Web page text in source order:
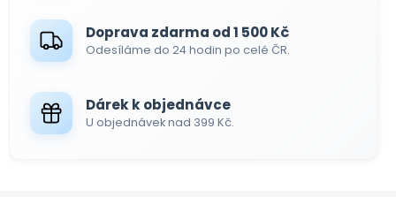
i
s
Doprava zdarma od 1 500 Kč
Odesíláme do 24 hodin po celé ČR.
Dárek k objednávce
U objednávek nad 399 Kč.